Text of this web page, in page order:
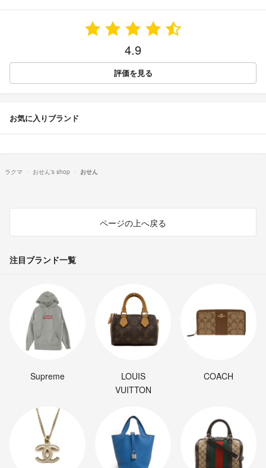
4.9
評価を見る
お気に入りブランド
ラクマ おせん's shop おせん
ページの上へ戻る
注目ブランド一覧
Supreme
LOUIS
VUITTON
COACH